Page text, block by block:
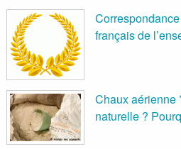
français de
Chaux aérienne
naturelle ?